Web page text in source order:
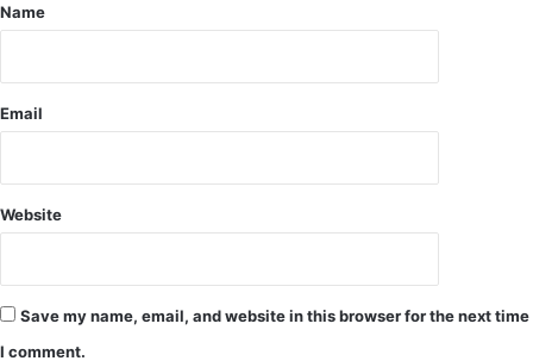
Name
Email
Website
Save my name, email, and website in this browser for the next time
I comment.